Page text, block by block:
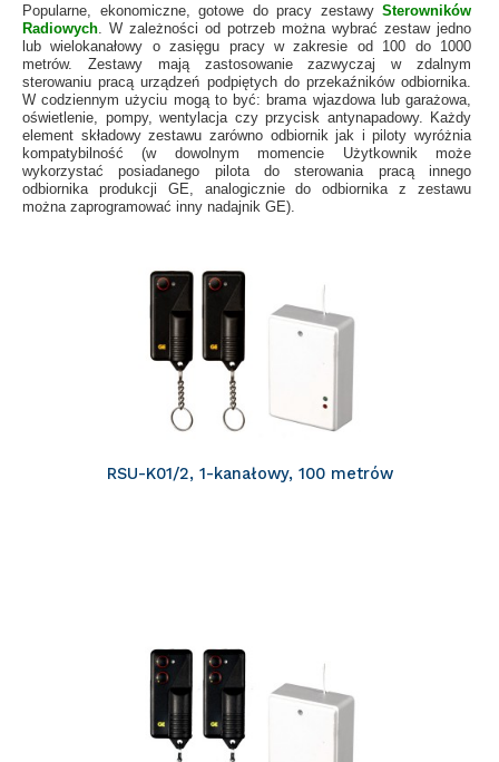
Popularne, ekonomiczne, gotowe do pracy zestawySterowników
Radiowych. W zależności od potrzeb można wybrać zestaw jedno
lub wielokanałowy o zasięgu pracy w zakresie od 100 do 1000
metrów. Zestawy mają zastosowanie zazwyczaj w zdalnym
sterowaniu pracą urządzeń podpiętych do przekaźników odbiornika.
W codziennym użyciu mogą to być: brama wjazdowa lub garażowa,
oświetlenie, pompy, wentylacja czy przycisk antynapadowy. Każdy
element składowy zestawu zarówno odbiornik jak i piloty wyróżnia
kompatybilność (w dowolnym momencie Użytkownik może
wykorzystać posiadanego pilota do sterowania pracą innego
odbiornika produkcji GE, analogicznie do odbiornika z zestawu
można zaprogramować inny nadajnik GE).
RSU-K01/2, 1-kanałowy, 100 metrów